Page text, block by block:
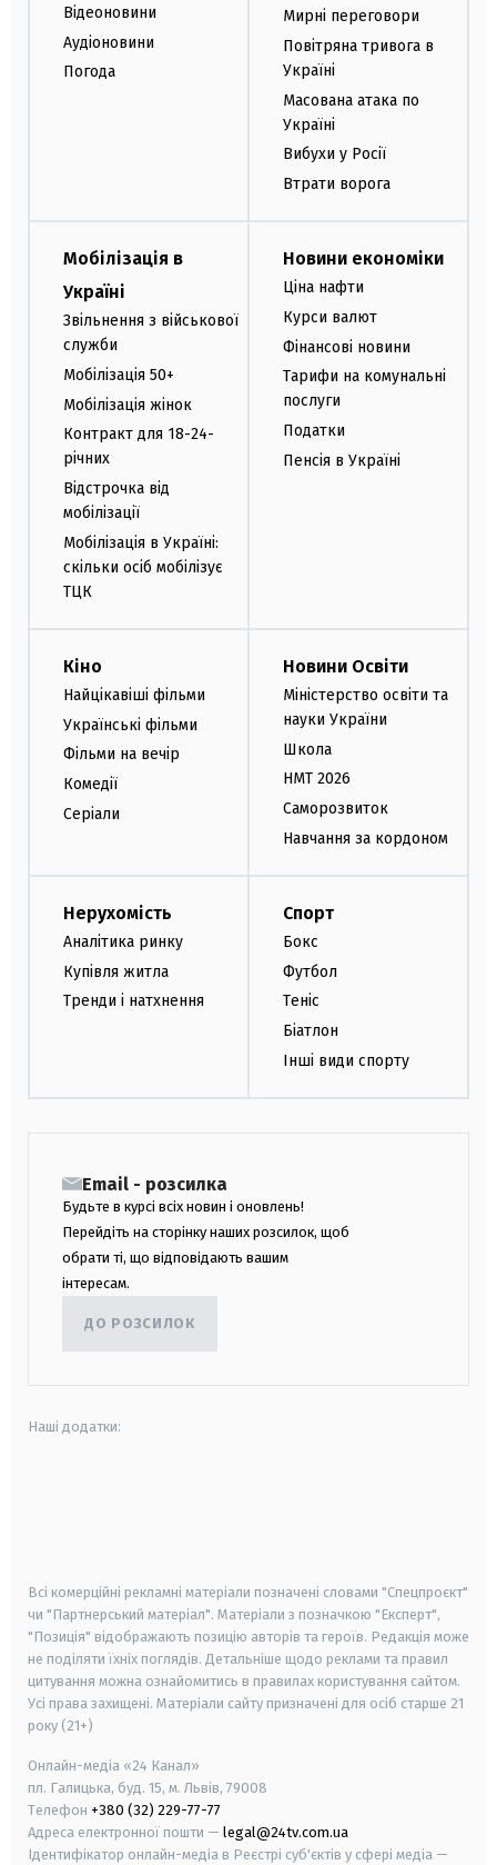
Відеоновини
Аудіоновини
Погода
Мирні переговори
Повітряна тривога в
Україні
Масована атака по
Україні
Вибухи у Росії
Втрати ворога
Мобілізація в
Україні
Звільнення з військової
служби
Мобілізація 50+
Мобілізація жінок
Контракт для 18-24-
річних
Відстрочка від
мобілізації
Мобілізація в Україні:
скільки осіб мобілізує
ТЦК
Новини економіки
Ціна нафти
Курси валют
Фінансові новини
Тарифи на комунальні
послуги
Податки
Пенсія в Україні
Кіно
Найцікавіші фільми
Українські фільми
Фільми на вечір
Комедії
Серіали
Новини Освіти
Міністерство освіти та
науки України
Школа
НМТ 2026
Саморозвиток
Навчання за кордоном
Нерухомість
Аналітика ринку
Купівля житла
Тренди і натхнення
Спорт
Бокс
Футбол
Теніс
Біатлон
Інші види спорту
Email - розсилка
Будьте в курсі всіх новин і оновлень!
Перейдіть на сторінку наших розсилок, щоб
обрати ті, що відповідають вашим
інтересам.
ДО РОЗСИЛОК
Наші додатки:
Всі комерційні рекламні матеріали позначені словами "Спецпроєкт"
чи "Партнерський матеріал". Матеріали з позначкою "Експерт",
"Позиція" відображають позицію авторів та героїв. Редакція може
не поділяти їхніх поглядів. Детальніше щодо реклами та правил
цитування можна ознайомитись в правилах користування сайтом.
Усі права захищені. Матеріали сайту призначені для осіб старше 21
року (21+)
Онлайн-медіа «24 Канал»
пл. Галицька, буд. 15, м. Львів, 79008
Телефон +380 (32) 229-77-77
Адреса електронної пошти — legal@24tv.com.ua
Ідентифікатор онлайн-медіа в Реєстрі суб'єктів у сфері медіа —